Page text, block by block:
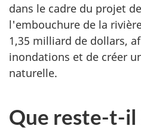
dans le cadre du projet
l'embouchure de la
1,35 milliard de dollars,
inondations et de créer
naturelle.
Que reste-t-il